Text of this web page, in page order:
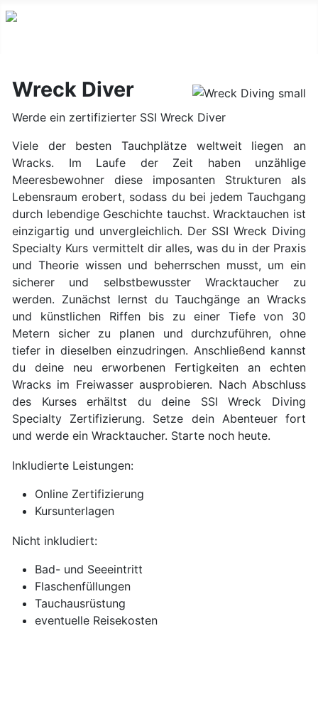
Wreck Diver
Werde ein zertifizierter SSI Wreck Diver
Viele der besten Tauchplätze weltweit liegen an
Wracks. Im Laufe der Zeit haben unzählige
Meeresbewohner diese imposanten Strukturen als
Lebensraum erobert, sodass du bei jedem Tauchgang
durch lebendige Geschichte tauchst. Wracktauchen ist
einzigartig und unvergleichlich. Der SSI Wreck Diving
Specialty Kurs vermittelt dir alles, was du in der Praxis
und Theorie wissen und beherrschen musst, um ein
sicherer und selbstbewusster Wracktaucher zu
werden. Zunächst lernst du Tauchgänge an Wracks
und künstlichen Riffen bis zu einer Tiefe von 30
Metern sicher zu planen und durchzuführen, ohne
tiefer in dieselben einzudringen. Anschließend kannst
du deine neu erworbenen Fertigkeiten an echten
Wracks im Freiwasser ausprobieren. Nach Abschluss
des Kurses erhältst du deine SSI Wreck Diving
Specialty Zertifizierung. Setze dein Abenteuer fort
und werde ein Wracktaucher. Starte noch heute.
Inkludierte Leistungen:
Online Zertifizierung
Kursunterlagen
Nicht inkludiert:
Bad- und Seeeintritt
Flaschenfüllungen
Tauchausrüstung
eventuelle Reisekosten